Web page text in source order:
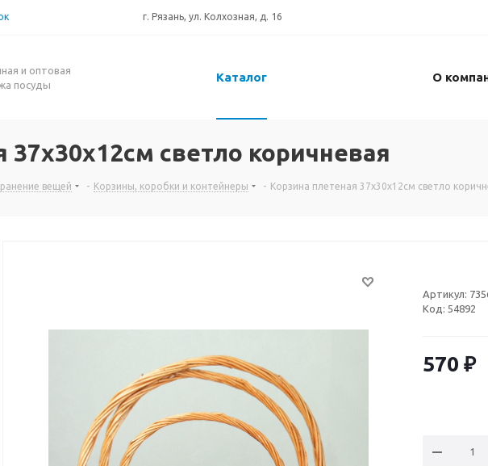
г. Рязань, ул. Колхозная, д. 16
и оптовая
посуды
Каталог О
37х30х12см светло коричневая
вещей - Корзины, коробки и контейнеры - Корзина плетеная 37х30х12см светло
Артикул:
Код: 54892
570 ₽